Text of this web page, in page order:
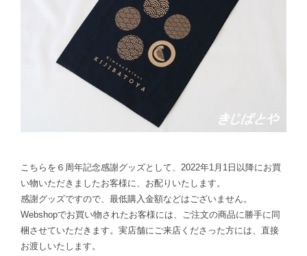
こちらを６周年記念感謝グッズとして、2022年1月1日以降にお買
い物いただきましたお客様に、お配りいたします。
感謝グッズですので、最低購入金額などはございません。
Webshopでお買い物されたお客様には、ご注文の商品に勝手に同
梱させていただきます。実店舗にご来店くださった方には、直接
お渡しいたします。